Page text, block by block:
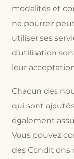
modalités et
ne pourrez
utiliser ses
d’utilisation
leur
Chacun des
qui sont
également
Vous pouvez
des Conditions